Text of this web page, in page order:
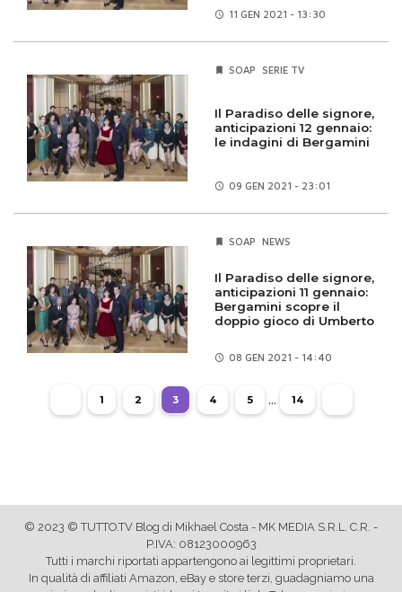
11 GEN 2021 - 13:30
SOAP SERIE TV
Il Paradiso delle signore,
anticipazioni 12 gennaio:
le indagini di Bergamini
09 GEN 2021 - 23:01
SOAP NEWS
Il Paradiso delle signore,
anticipazioni 11 gennaio:
Bergamini scopre il
doppio gioco di Umberto
08 GEN 2021 - 14:40
1 2 3 4 5 ... 14
© 2023 © TUTTO.TV Blog di Mikhael Costa - MK MEDIA S.R.L. C.R. -
P.IVA: 08123000963
Tutti i marchi riportati appartengono ai legittimi proprietari.
In qualità di affiliati Amazon, eBay e store terzi, guadagniamo una